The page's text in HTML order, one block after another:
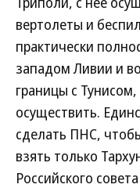
вертолеты и
практически
западом Ливии и
границы с
осуществить.
сделать ПНС,
взять только
Российского